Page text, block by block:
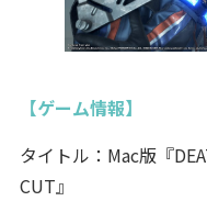
【ゲーム情報】
タイトル：Mac版『
CUT』